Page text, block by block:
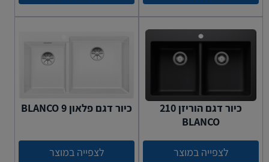
כיור דגם הוריזן 210
BLANCO
לצפייה במוצר
כיור דגם פלאון BLANCO 9
לצפייה במוצר